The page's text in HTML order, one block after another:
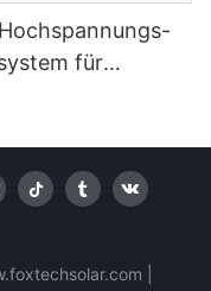
für